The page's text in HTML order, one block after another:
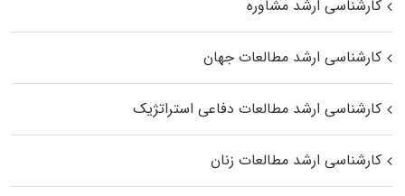
کارشناسی ارشد مشاوره
کارشناسی ارشد مطالعات جهان
کارشناسی ارشد مطالعات دفاعی استراتژیک
کارشناسی ارشد مطالعات زنان